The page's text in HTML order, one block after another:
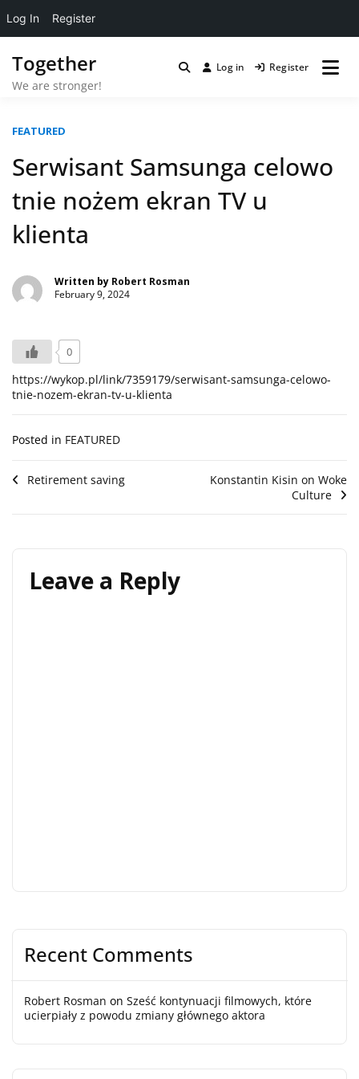
content
Together
We are stronger!
Log in Register
FEATURED
Serwisant Samsunga celowo
tnie nożem ekran TV u
klienta
Written by Robert Rosman
February 9, 2024
Recent Comments
Robert Rosman on Sześć kontynuacji filmowych, które
ucierpiały z powodu zmiany głównego aktora
0
https://wykop.pl/link/7359179/serwisant-samsunga-celowo-
tnie-nozem-ekran-tv-u-klienta
Posted in FEATURED
Post
Retirement saving
Konstantin Kisin on Woke
Culture
Leave a Reply
Log In Register